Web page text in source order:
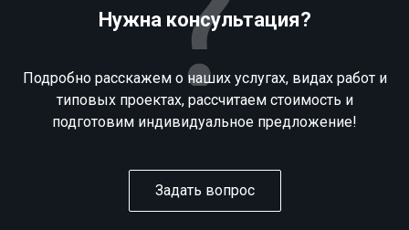
Нужна консультация?
Подробно расскажем о наших услугах, видах работ и
типовых проектах, рассчитаем стоимость и
подготовим индивидуальное предложение!
Задать вопрос